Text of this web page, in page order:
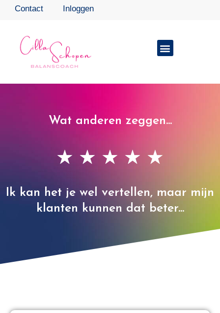
Contact Inloggen
Wat anderen zeggen...
★ ★ ★ ★ ★
Ik kan het je wel vertellen, maar mijn
klanten kunnen dat beter...